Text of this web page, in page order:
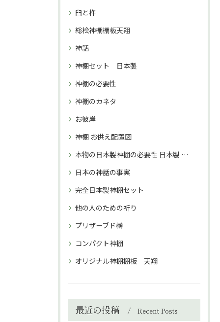
臼と杵
総桧神棚棚板天翔
神話
神棚セット 日本製
神棚の必要性
神棚のカネタ
お彼岸
神棚 お供え配置図
本物の日本製神棚の必要性 日本製 神棚 購入理由
日本の神話の事実
完全日本製神棚セット
他の人のための祈り
プリザーブド榊
コンパクト神棚
オリジナル神棚棚板 天翔
最近の投稿 Recent Posts